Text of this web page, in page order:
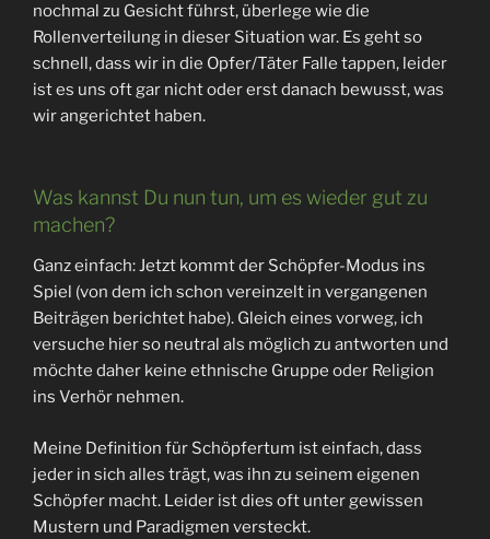
nochmal zu Gesicht führst, überlege wie die
Rollenverteilung in dieser Situation war. Es geht so
schnell, dass wir in die Opfer/Täter Falle tappen, leider
ist es uns oft gar nicht oder erst danach bewusst, was
wir angerichtet haben.
Was kannst Du nun tun, um es wieder gut zu
machen?
Ganz einfach: Jetzt kommt der Schöpfer-Modus ins
Spiel (von dem ich schon vereinzelt in vergangenen
Beiträgen berichtet habe). Gleich eines vorweg, ich
versuche hier so neutral als möglich zu antworten und
möchte daher keine ethnische Gruppe oder Religion
ins Verhör nehmen.
Meine Definition für Schöpfertum ist einfach, dass
jeder in sich alles trägt, was ihn zu seinem eigenen
Schöpfer macht. Leider ist dies oft unter gewissen
Mustern und Paradigmen versteckt.